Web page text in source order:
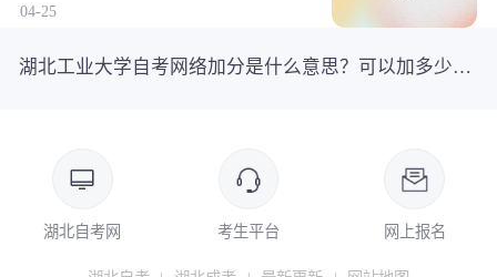
04-25
湖北工业大学自考网络加分是什么意思？可以加多少分？
湖北自考网 考生平台 网上报名